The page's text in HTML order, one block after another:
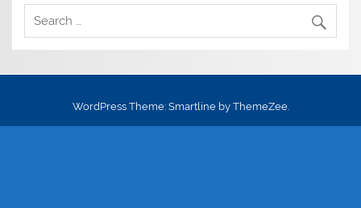
WordPress Theme: Smartline by ThemeZee.